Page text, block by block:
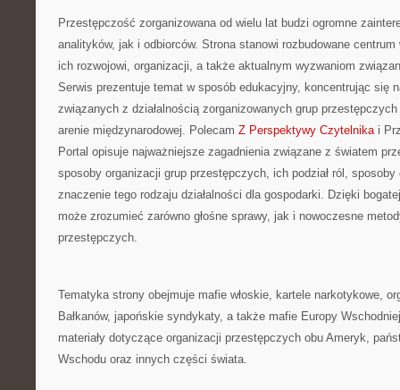
Przestępczość zorganizowana od wielu lat budzi ogromne
analityków, jak i odbiorców. Strona stanowi rozbudowane
ich rozwojowi, organizacji, a także aktualnym wyzwaniom
Serwis prezentuje temat w sposób edukacyjny, koncentrując się
związanych z działalnością zorganizowanych grup
arenie międzynarodowej. Polecam Z Perspektywy Czytelnikai
Portal opisuje najważniejsze zagadnienia związane z światem
sposoby organizacji grup przestępczych, ich podział ról,
znaczenie tego rodzaju działalności dla gospodarki. Dzięki
może zrozumieć zarówno głośne sprawy, jak i nowoczesne
przestępczych.
Tematyka strony obejmuje mafie włoskie, kartele narkotykowe,
Bałkanów, japońskie syndykaty, a także mafie Europy
materiały dotyczące organizacji przestępczych obu Ameryk,
Wschodu oraz innych części świata.